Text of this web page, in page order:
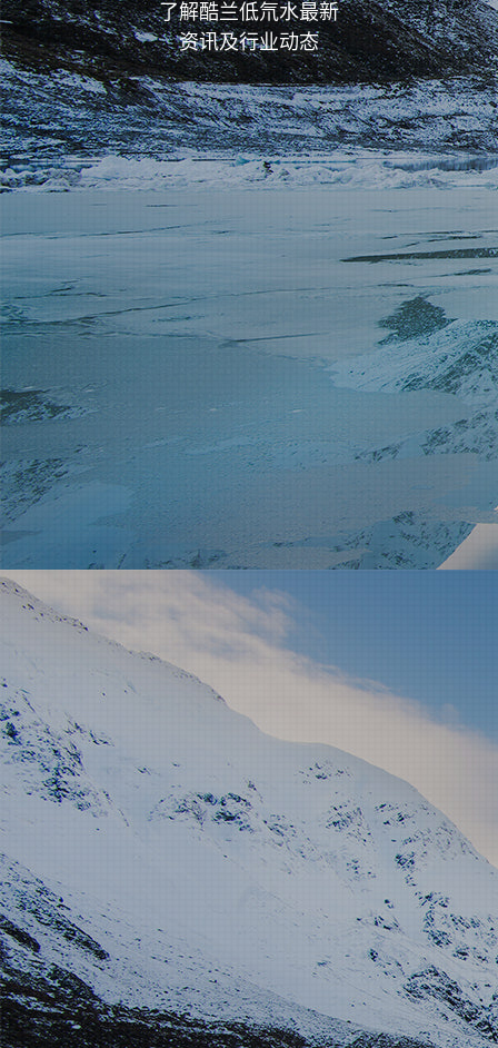
了解酷兰低氘水最新
资讯及行业动态